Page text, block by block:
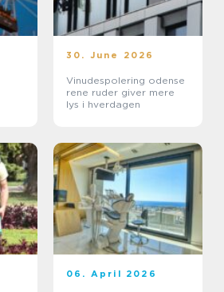
30. June 2026
Vinudespolering odense
rene ruder giver mere
lys i hverdagen
06. April 2026